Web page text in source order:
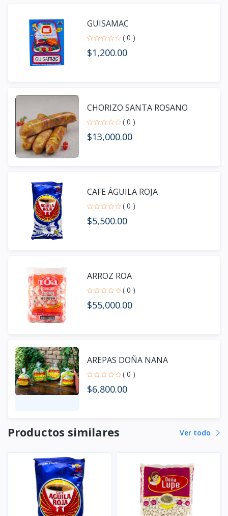
GUISAMAC
( 0 )
$1,200.00
CHORIZO SANTA ROSANO
( 0 )
$13,000.00
CAFE ÁGUILA ROJA
( 0 )
$5,500.00
ARROZ ROA
( 0 )
$55,000.00
AREPAS DOÑA NANA
( 0 )
$6,800.00
Productos similares Ver todo